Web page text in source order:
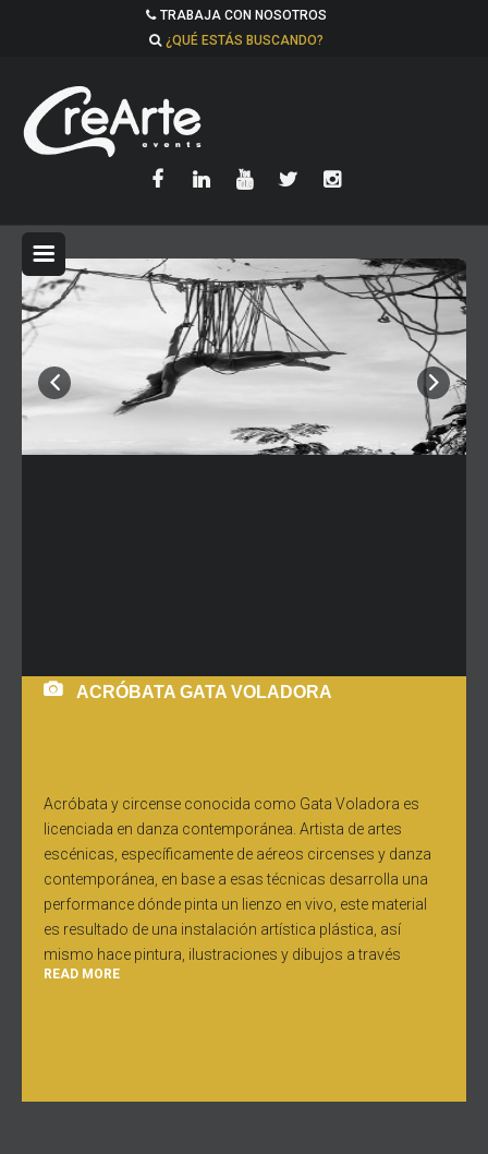
TRABAJA CON NOSOTROS
¿QUÉ ESTÁS BUSCANDO?
ACRÓBATA GATA VOLADORA
Acróbata y circense conocida como Gata Voladora es
licenciada en danza contemporánea. Artista de artes
escénicas, específicamente de aéreos circenses y danza
contemporánea, en base a esas técnicas desarrolla una
performance dónde pinta un lienzo en vivo, este material
es resultado de una instalación artística plástica, así
mismo hace pintura, ilustraciones y dibujos a través
READ MORE